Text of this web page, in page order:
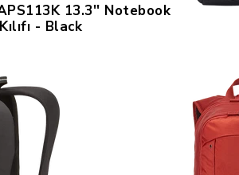
13.3'' Notebook
Kılıfı - Black